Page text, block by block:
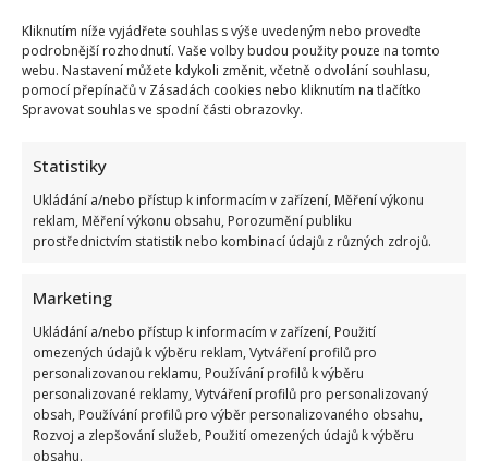
Kliknutím níže vyjádřete souhlas s výše uvedeným nebo proveďte
podrobnější rozhodnutí. Vaše volby budou použity pouze na tomto
webu. Nastavení můžete kdykoli změnit, včetně odvolání souhlasu,
pomocí přepínačů v Zásadách cookies nebo kliknutím na tlačítko
Spravovat souhlas ve spodní části obrazovky.
Statistiky
Ukládání a/nebo přístup k informacím v zařízení, Měření výkonu
reklam, Měření výkonu obsahu, Porozumění publiku
prostřednictvím statistik nebo kombinací údajů z různých zdrojů.
Marketing
Ukládání a/nebo přístup k informacím v zařízení, Použití
omezených údajů k výběru reklam, Vytváření profilů pro
personalizovanou reklamu, Používání profilů k výběru
personalizované reklamy, Vytváření profilů pro personalizovaný
obsah, Používání profilů pro výběr personalizovaného obsahu,
Rozvoj a zlepšování služeb, Použití omezených údajů k výběru
obsahu.
smlouvě
skončit
ze
dne
na
den
Půl roku od smrti Patrika Hezuckého: Leoš Mareš
přiznal, že s Nikolou už v kontaktu není
Iveta Kohoutová 26. 4. 2026
i v nejtěžších chvílích. Půl roku po Hezuckého smrti
VíceRead
more
about
Půl
roku
od
smrti